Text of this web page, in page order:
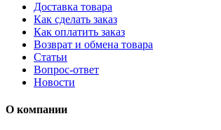
Доставка товара
Как сделать заказ
Как оплатить заказ
Возврат и обмена товара
Статьи
Вопрос-ответ
Новости
О компании